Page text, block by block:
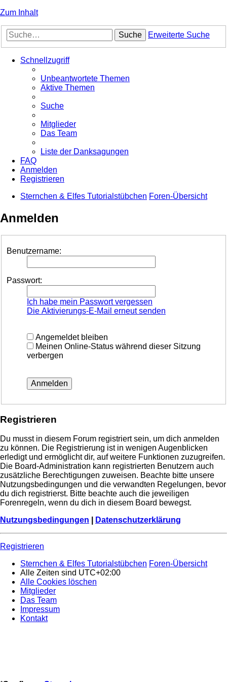
Zum Inhalt
Suche Erweiterte Suche
Schnellzugriff
Unbeantwortete Themen
Aktive Themen
Suche
Mitglieder
Das Team
Liste der Danksagungen
FAQ
Anmelden
Registrieren
Sternchen & Elfes Tutorialstübchen Foren-Übersicht
Anmelden
Benutzername:
Passwort:
Ich habe mein Passwort vergessen
Die Aktivierungs-E-Mail erneut senden
Angemeldet bleiben
Meinen Online-Status während dieser Sitzung
verbergen
Registrieren
Du musst in diesem Forum registriert sein, um dich anmelden
zu können. Die Registrierung ist in wenigen Augenblicken
erledigt und ermöglicht dir, auf weitere Funktionen zuzugreifen.
Die Board-Administration kann registrierten Benutzern auch
zusätzliche Berechtigungen zuweisen. Beachte bitte unsere
Nutzungsbedingungen und die verwandten Regelungen, bevor
du dich registrierst. Bitte beachte auch die jeweiligen
Forenregeln, wenn du dich in diesem Board bewegst.
Nutzungsbedingungen
Datenschutzerklärung
Registrieren
Sternchen & Elfes Tutorialstübchen Foren-Übersicht
Alle Zeiten sind UTC+02:00
Alle Cookies löschen
Mitglieder
Das Team
Impressum
Kontakt